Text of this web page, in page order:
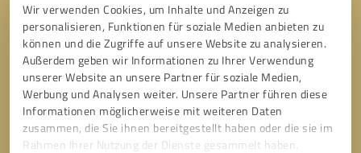
Wir verwenden Cookies, um Inhalte und Anzeigen zu
personalisieren, Funktionen für soziale Medien anbieten zu
können und die Zugriffe auf unsere Website zu analysieren.
Außerdem geben wir Informationen zu Ihrer Verwendung
unserer Website an unsere Partner für soziale Medien,
Werbung und Analysen weiter. Unsere Partner führen diese
Informationen möglicherweise mit weiteren Daten
zusammen, die Sie ihnen bereitgestellt haben oder die sie im
Rahmen Ihrer Nutzung der Dienste gesammelt haben.